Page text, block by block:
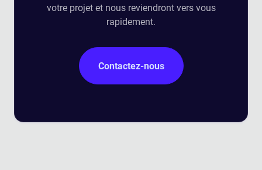
votre projet et nous reviendront vers vous
rapidement.
Contactez-nous